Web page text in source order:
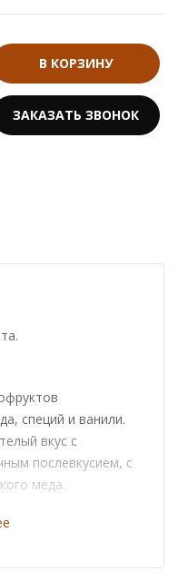
В КОРЗИНУ
ЗАКАЗАТЬ ЗВОНОК
специй и ванили.
вкус с
послевкусием, с
меда.